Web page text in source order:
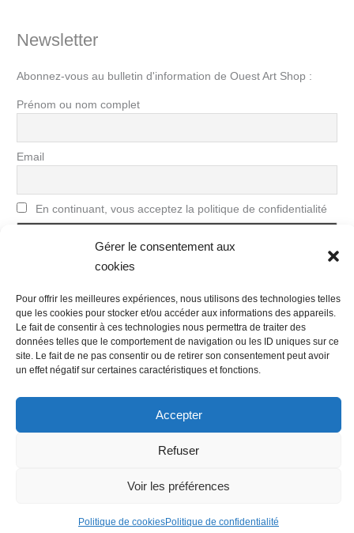
Gérer le consentement aux
cookies
Pour offrir les meilleures expériences, nous utilisons des technologies telles
que les cookies pour stocker et/ou accéder aux informations des appareils.
Le fait de consentir à ces technologies nous permettra de traiter des
données telles que le comportement de navigation ou les ID uniques sur ce
site. Le fait de ne pas consentir ou de retirer son consentement peut avoir
un effet négatif sur certaines caractéristiques et fonctions.
Accepter
Refuser
Voir les préférences
Politique de cookiesPolitique de confidentialité
Newsletter
Abonnez-vous au bulletin d'information de Ouest Art Shop :
Prénom ou nom complet
Email
En continuant, vous acceptez la politique de confidentialité
Nous contacter
Conditions Générales de Ventes
Mot de passe perdu
Newsletter Politique de cookies (UE)